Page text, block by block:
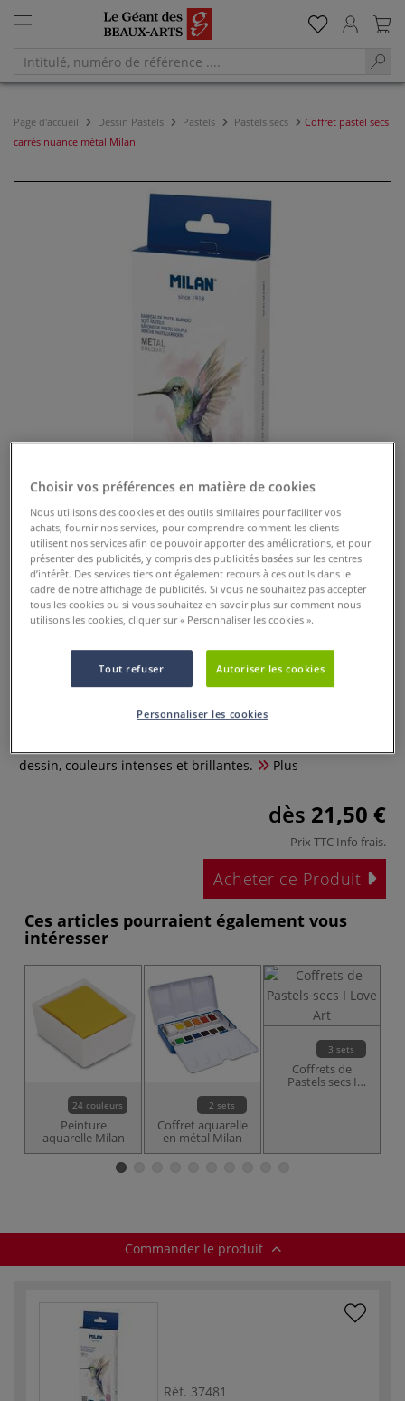
Page d'accueil Dessin Pastels Pastels Pastels secs
Coffret pastel secs
carrés nuance métal Milan
Coffret pastel secs carrés nuance
métal Milan
0 Commentaires
Ce coffret pastel secs carrés est parfait pour colorer,
dessin, couleurs intenses et brillantes.
Plus
dès 21,50 €
Prix TTC Info frais.
Acheter ce Produit
Ces articles pourraient également vous
intéresser
24 couleurs
Peinture
aquarelle Milan
2 sets
Coffret aquarelle
en métal Milan
3 sets
Coffrets de
Pastels secs I
Commander le produit
Réf. 37481
Choisir vos préférences en matière de cookies
Nous utilisons des cookies et des outils similaires pour faciliter vos
achats, fournir nos services, pour comprendre comment les clients
utilisent nos services afin de pouvoir apporter des améliorations, et pour
présenter des publicités, y compris des publicités basées sur les centres
d’intérêt. Des services tiers ont également recours à ces outils dans le
cadre de notre affichage de publicités. Si vous ne souhaitez pas accepter
tous les cookies ou si vous souhaitez en savoir plus sur comment nous
utilisons les cookies, cliquer sur « Personnaliser les cookies ».
Tout refuser Autoriser les cookies
Personnaliser les cookies